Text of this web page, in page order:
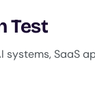
Test
SaaS